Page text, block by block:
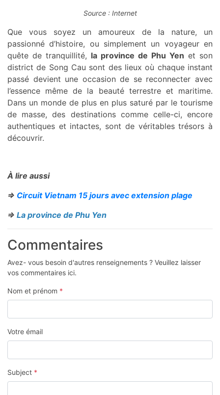
Source : Internet
Que vous soyez un amoureux de la nature, un
passionné d’histoire, ou simplement un voyageur en
quête de tranquillité, la province de Phu Yen et son
district de Song Cau sont des lieux où chaque instant
passé devient une occasion de se reconnecter avec
l’essence même de la beauté terrestre et maritime.
Dans un monde de plus en plus saturé par le tourisme
de masse, des destinations comme celle-ci, encore
authentiques et intactes, sont de véritables trésors à
découvrir.
À lire aussi
=> Circuit Vietnam 15 jours avec extension plage
=> La province de Phu Yen
Commentaires
Avez- vous besoin d'autres renseignements ? Veuillez laisser
vos commentaires ici.
Nom et prénom *
Votre émail
Subject *